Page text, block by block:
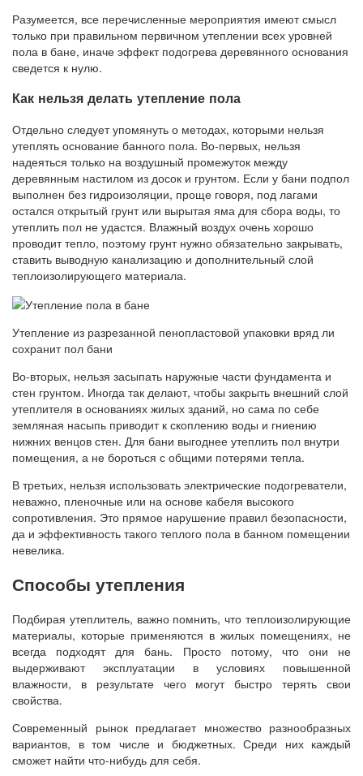
Разумеется, все перечисленные мероприятия имеют смысл
только при правильном первичном утеплении всех уровней
пола в бане, иначе эффект подогрева деревянного основания
сведется к нулю.
Как нельзя делать утепление пола
Отдельно следует упомянуть о методах, которыми нельзя
утеплять основание банного пола. Во-первых, нельзя
надеяться только на воздушный промежуток между
деревянным настилом из досок и грунтом. Если у бани подпол
выполнен без гидроизоляции, проще говоря, под лагами
остался открытый грунт или вырытая яма для сбора воды, то
утеплить пол не удастся. Влажный воздух очень хорошо
проводит тепло, поэтому грунт нужно обязательно закрывать,
ставить выводную канализацию и дополнительный слой
теплоизолирующего материала.
Утепление из разрезанной пенопластовой упаковки вряд ли
сохранит пол бани
Во-вторых, нельзя засыпать наружные части фундамента и
стен грунтом. Иногда так делают, чтобы закрыть внешний слой
утеплителя в основаниях жилых зданий, но сама по себе
земляная насыпь приводит к скоплению воды и гниению
нижних венцов стен. Для бани выгоднее утеплить пол внутри
помещения, а не бороться с общими потерями тепла.
В третьих, нельзя использовать электрические подогреватели,
неважно, пленочные или на основе кабеля высокого
сопротивления. Это прямое нарушение правил безопасности,
да и эффективность такого теплого пола в банном помещении
невелика.
Способы утепления
Подбирая утеплитель, важно помнить, что теплоизолирующие
материалы, которые применяются в жилых помещениях, не
всегда подходят для бань. Просто потому, что они не
выдерживают эксплуатации в условиях повышенной
влажности, в результате чего могут быстро терять свои
свойства.
Современный рынок предлагает множество разнообразных
вариантов, в том числе и бюджетных. Среди них каждый
сможет найти что-нибудь для себя.